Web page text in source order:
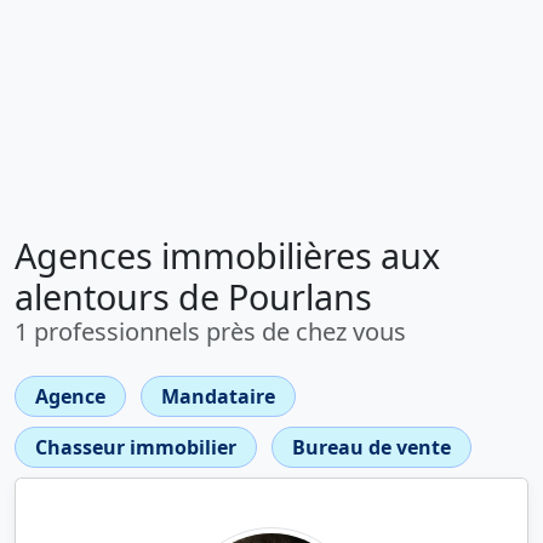
Agences immobilières aux
alentours de Pourlans
1 professionnels près de chez vous
Agence
Mandataire
Chasseur immobilier
Bureau de vente